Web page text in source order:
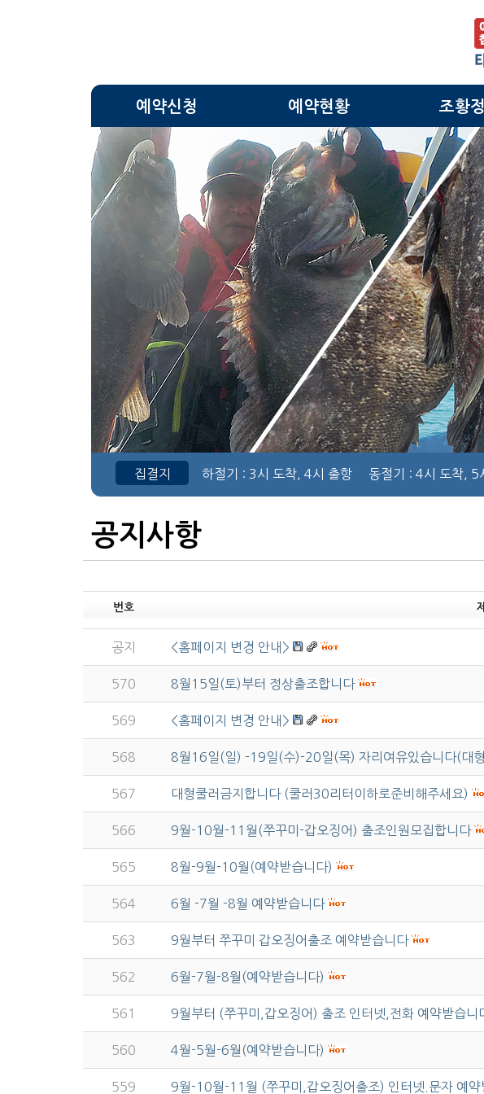
예약신청 예약현황 조황
집결지 하절기 : 3시 도착, 4시 출항 동절기 : 4시 도착, 5
공지사항
번호
공지 <홈페이지 변경 안내>
570 8월15일(토)부터 정상출조합니다
569 <홈페이지 변경 안내>
568 8월16일(일) -19일(수)-20일(목) 자리여유있습니다(대
567 대형쿨러금지합니다 (쿨러30리터이하로준비해주세요)
566 9월-10월-11월(쭈꾸미-갑오징어) 출조인원모집합니다
565 8월-9월-10월(예약받습니다)
564 6월 -7월 -8월 예약받습니다
563 9월부터 쭈꾸미 갑오징어출조 예약받습니다
562 6월-7월-8월(예약받습니다)
561 9월부터 (쭈꾸미,갑오징어) 출조 인터넷,전화 예약받습니
560 4월-5월-6월(예약받습니다)
559 9월-10월-11월 (쭈꾸미,갑오징어출조) 인터넷.문자 예약